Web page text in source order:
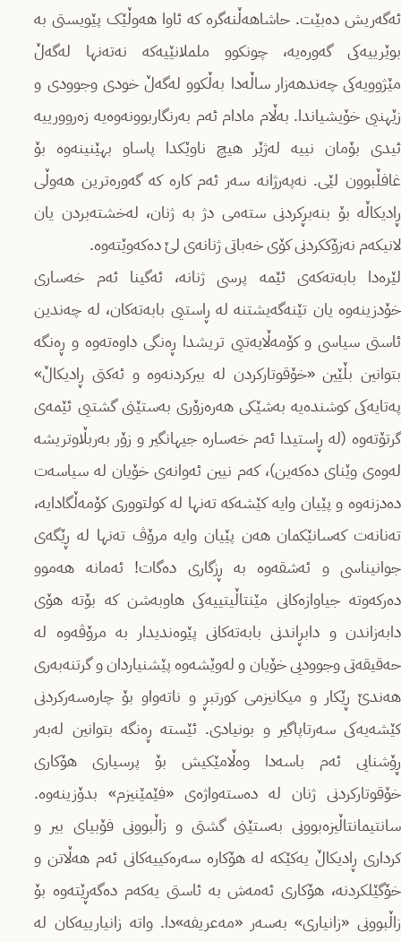
ئەگەریش دەبێت. حاشاهەڵنەگرە کە ئاوا هەوڵێک پێویستی بە
بوێرییەکی گەورەیە، چونکوو ململانێیەکە نەتەنها لەگەڵ
مێژوویەکی چەندهەزار ساڵەدا بەڵکوو لەگەڵ خودی وجوودی و
زێهنیی خۆیشیاندا. بەڵام مادام ئەم بەرنگاربوونەوەیە زەروورییە
ئیدی بۆمان نییە لەژێر هیچ ناوێکدا پاساو بهێنینەوە بۆ
غافڵبوون لێی. نەپەرژانە سەر ئەم کارە کە گەورەترین هەوڵی
ڕادیکاڵە بۆ بنەبڕکردنی ستەمی دژ بە ژنان، لەخشتەبردن یان
لانیکەم نەزۆککردنی کۆی خەباتی ژنانەی لێ دەکەوێتەوە.
لێرەدا بابەتەکەی ئێمە پرسی ژنانە، ئەگینا ئەم خەساری
خۆدزینەوە یان تێنەگەیشتنە لە ڕاستیی بابەتەکان، لە چەندین
ئاستی سیاسی و کۆمەڵایەتیی تریشدا ڕەنگی داوەتەوە و ڕەنگە
بتوانین بڵێین «خۆقوتارکردن لە بیرکردنەوە و ئەکتی ڕادیکاڵ»
پەتایەکی کوشندەیە بەشێکی هەرەزۆری بەستێنی گشتیی ئێمەی
گرتۆتەوە (لە ڕاستیدا ئەم خەسارە جیهانگیر و زۆر بەربڵاوتریشە
لەوەی وێنای دەکەین)، کەم نیین ئەوانەی خۆیان لە سیاسەت
دەدزنەوە و پێیان وایە کێشەکە تەنها لە کولتووری کۆمەڵگادایە،
تەنانەت کەسانێکمان هەن پێیان وایە مرۆڤ تەنها لە ڕێگەی
جوانیناسی و ئەشقەوە بە ڕزگاری دەگات! ئەمانە هەموو
دەرکەوتە جیاوازەکانی مێنتاڵیتییەکی هاوبەشن کە بۆتە هۆی
دابەزاندن و دابڕاندنی بابەتەکانی پێوەندیدار بە مرۆڤەوە لە
حەقیقەتی وجوودیی خۆیان و لەوێشەوە پێشنیاردان و گرتنەبەری
هەندێ ڕێکار و میکانیزمی کورتبڕ و ناتەواو بۆ چارەسەرکردنی
کێشەیەکی سەرتاپاگیر و بونیادی. ئێستە ڕەنگە بتوانین لەبەر
ڕۆشنایی ئەم باسەدا وەڵامێکیش بۆ پرسیاری هۆکاری
خۆقوتارکردنی ژنان لە دەستەواژەی «فێمێنیزم» بدۆزینەوە.
سانتیمانتاڵیزەبوونی بەستێنی گشتی و زاڵبوونی فۆبیای بیر و
کرداری ڕادیکاڵ یەکێکە لە هۆکارە سەرەکییەکانی ئەم هەڵاتن و
خۆگێلکردنە، هۆکاری ئەمەش بە ئاستی یەکەم دەگەڕێتەوە بۆ
زاڵبوونی «زانیاری» بەسەر «مەعریفە»دا. واتە زانیارییەکان لە